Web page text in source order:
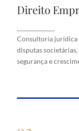
Direito
Consultoria jurídica
disputas
segurança e
contratos,
e direitos,